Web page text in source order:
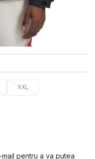
XXL
pentru a va putea